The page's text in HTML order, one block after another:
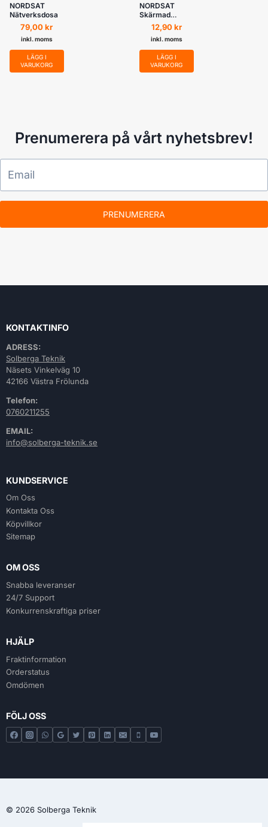
NORDSAT
Nätverksdosa
79,00kr
inkl. moms
LÄGG I
VARUKORG
NORDSAT
Skärmad
nätverkskontakt
12,90kr
inkl. moms
LÄGG I
VARUKORG
Prenumerera på vårt nyhetsbrev!
PRENUMERERA
KONTAKTINFO
ADRESS:
Solberga Teknik
Näsets Vinkelväg 10
42166 Västra Frölunda
Telefon:
0760211255
EMAIL:
info@solberga-teknik.se
KUNDSERVICE
Om Oss
Kontakta Oss
Köpvillkor
Sitemap
OM OSS
Snabba leveranser
24/7 Support
Konkurrenskraftiga priser
HJÄLP
Fraktinformation
Orderstatus
Omdömen
FÖLJ OSS
© 2026 Solberga Teknik